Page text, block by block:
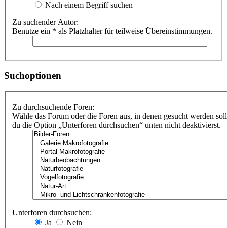
Nach einem Begriff suchen
Zu suchender Autor:
Benutze ein * als Platzhalter für teilweise Übereinstimmungen.
Suchoptionen
Zu durchsuchende Foren:
Wähle das Forum oder die Foren aus, in denen gesucht werden
du die Option „Unterforen durchsuchen“ unten nicht deaktivierst.
Unterforen durchsuchen:
Ja
Nein